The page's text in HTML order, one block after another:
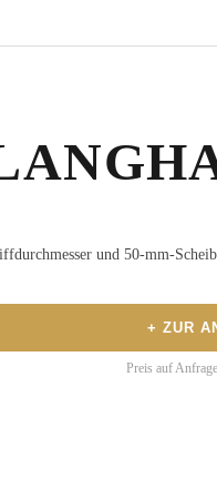
und 50-mm-
+ ZUR
Preis auf